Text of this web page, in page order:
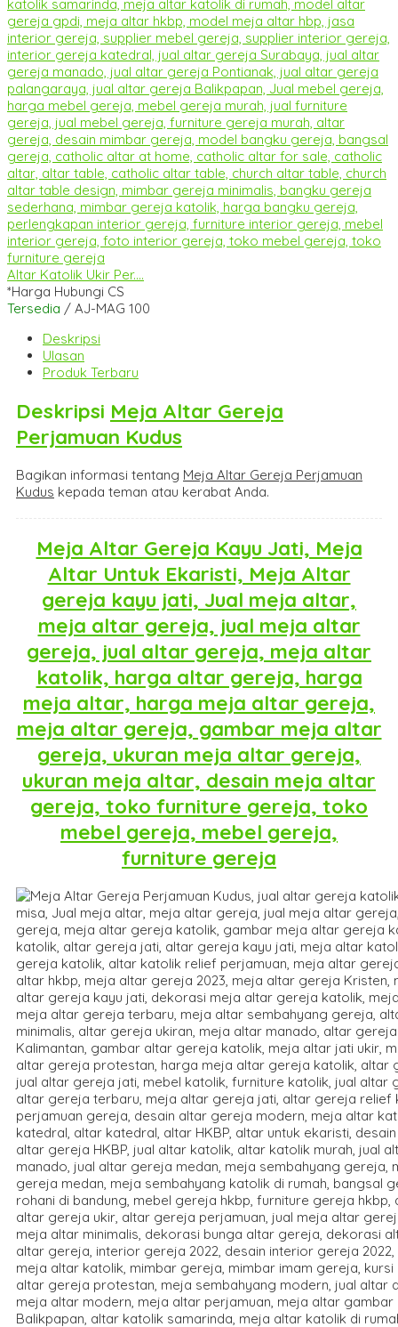
Altar Katolik Ukir Per....
*Harga Hubungi CS
Tersedia / AJ-MAG 100
Deskripsi
Ulasan
Produk Terbaru
Deskripsi Meja Altar Gereja
Perjamuan Kudus
Bagikan informasi tentang Meja Altar Gereja Perjamuan
Kudus kepada teman atau kerabat Anda.
Meja Altar Gereja Kayu Jati, Meja
Altar Untuk Ekaristi, Meja Altar
gereja kayu jati, Jual meja altar,
meja altar gereja, jual meja altar
gereja, jual altar gereja, meja altar
katolik, harga altar gereja, harga
meja altar, harga meja altar gereja,
meja altar gereja, gambar meja altar
gereja, ukuran meja altar gereja,
ukuran meja altar, desain meja altar
gereja, toko furniture gereja, toko
mebel gereja, mebel gereja,
furniture gereja